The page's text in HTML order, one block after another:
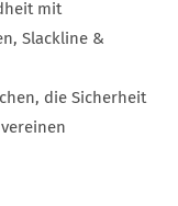
mit
Slackline &
die Sicherheit